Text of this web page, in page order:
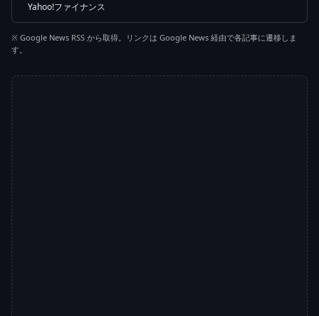
Yahoo!ファイナンス
※ Google News RSS から取得。リンクは Google News 経由で各記事に遷移しま
す。